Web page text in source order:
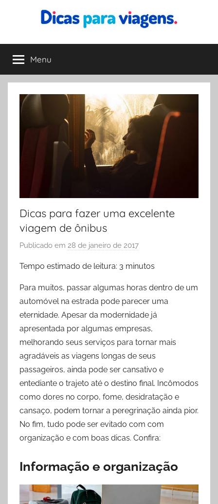
conteúdo
Dicas
para
Viagens
melhor
dica
para
viagem
Menu
Dicas para fazer uma excelente
viagem de ônibus
Publicado em 28 de janeiro de 2017
r
s
s
a
X
a
v
i
e
r
Tempo estimado de leitura: 3 minutos
Para muitos, passar algumas horas dentro de um
automóvel na estrada pode parecer uma
eternidade. Apesar da modernidade já
apresentada por algumas empresas,
melhorando seus serviços para tornar mais
agradáveis as viagens longas de seus
passageiros, ainda pode ser cansativo e
entediante o trajeto até o destino final. Incômodos
como dores no corpo, fome, desidratação e
cansaço, podem tornar a peregrinação ainda pior.
No fim, tudo pode ser evitado com com
organização e com boas dicas. Confira:
Informação e organização